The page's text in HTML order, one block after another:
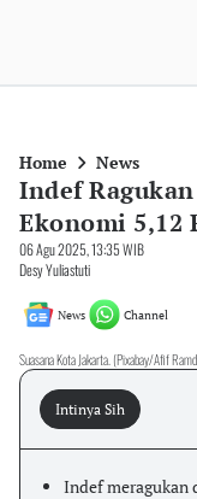
Home News
Indef
Ekonomi 5,12
06 Agu 2025, 13:35 WIB
Desy Yuliastuti
News Channel
Suasana Kota Jakarta. (Pixabay/Afif
Intinya Sih
Indef meragukan